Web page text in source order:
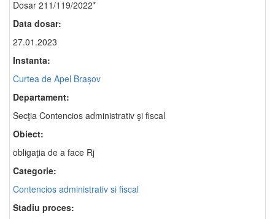
Dosar 211/119/2022*
Data dosar:
27.01.2023
Instanta:
Curtea de Apel Brașov
Departament:
Secţia Contencios administrativ şi fiscal
Obiect:
obligaţia de a face Rj
Categorie:
Contencios administrativ si fiscal
Stadiu proces: